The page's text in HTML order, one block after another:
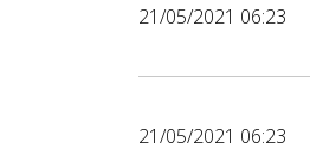
21/05/2021 06:23
21/05/2021 06:23